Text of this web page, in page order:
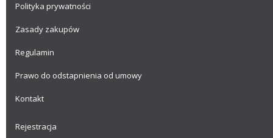
Polityka prywatności
Zasady zakupów
Regulamin
Prawo do odstapnienia od umowy
Kontakt
Rejestracja